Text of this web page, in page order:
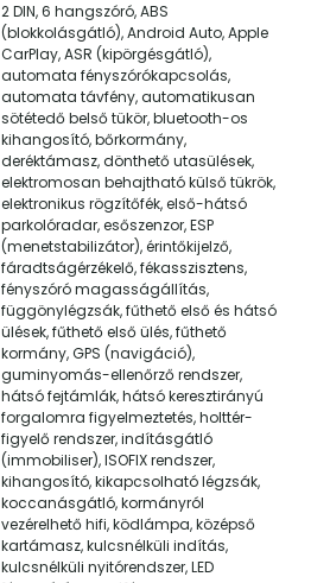
2 DIN, 6 hangszóró, ABS
(blokkolásgátló), Android Auto, Apple
CarPlay, ASR (kipörgésgátló),
automata fényszórókapcsolás,
automata távfény, automatikusan
sötétedő belső tükör, bluetooth-os
kihangosító, bőrkormány,
deréktámasz, dönthető utasülések,
elektromosan behajtható külső tükrök,
elektronikus rögzítőfék, első-hátsó
parkolóradar, esőszenzor, ESP
(menetstabilizátor), érintőkijelző,
fáradtságérzékelő, fékasszisztens,
fényszóró magasságállítás,
függönylégzsák, fűthető első és hátsó
ülések, fűthető első ülés, fűthető
kormány, GPS (navigáció),
guminyomás-ellenőrző rendszer,
hátsó fejtámlák, hátsó keresztirányú
forgalomra figyelmeztetés, holttér-
figyelő rendszer, indításgátló
(immobiliser), ISOFIX rendszer,
kihangosító, kikapcsolható légzsák,
koccanásgátló, kormányról
vezérelhető hifi, ködlámpa, középső
kartámasz, kulcsnélküli indítás,
kulcsnélküli nyitórendszer, LED